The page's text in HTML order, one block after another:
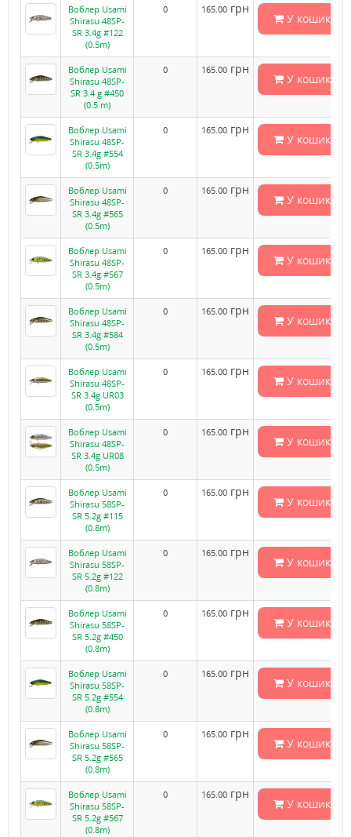
Воблер Usami
Shirasu 48SP-
SR 3.4g #122
(0.5m)
0 165.00 грн
У кошик
Воблер Usami
Shirasu 48SP-
SR 3.4 g #450
(0.5 m)
0 165.00 грн
У кошик
Воблер Usami
Shirasu 48SP-
SR 3.4g #554
(0.5m)
0 165.00 грн
У кошик
Воблер Usami
Shirasu 48SP-
SR 3.4g #565
(0.5m)
0 165.00 грн
У кошик
Воблер Usami
Shirasu 48SP-
SR 3.4g #567
(0.5m)
0 165.00 грн
У кошик
Воблер Usami
Shirasu 48SP-
SR 3.4g #584
(0.5m)
0 165.00 грн
У кошик
Воблер Usami
Shirasu 48SP-
SR 3.4g UR03
(0.5m)
0 165.00 грн
У кошик
Воблер Usami
Shirasu 48SP-
SR 3.4g UR08
(0.5m)
0 165.00 грн
У кошик
Воблер Usami
Shirasu 58SP-
SR 5.2g #115
(0.8m)
0 165.00 грн
У кошик
Воблер Usami
Shirasu 58SP-
SR 5.2g #122
(0.8m)
0 165.00 грн
У кошик
Воблер Usami
Shirasu 58SP-
SR 5.2g #450
(0.8m)
0 165.00 грн
У кошик
Воблер Usami
Shirasu 58SP-
SR 5.2g #554
(0.8m)
0 165.00 грн
У кошик
Воблер Usami
Shirasu 58SP-
SR 5.2g #565
(0.8m)
0 165.00 грн
У кошик
Воблер Usami
Shirasu 58SP-
SR 5.2g #567
(0.8m)
0 165.00 грн
У кошик